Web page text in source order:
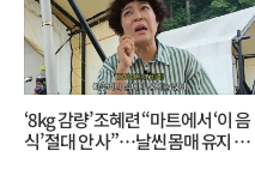
‘8kg 감량’ 조혜련 “마트에서 ‘이 음
식’ 절대 안 사”…날씬 몸매 유지 비